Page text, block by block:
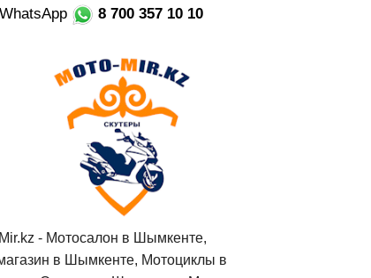
8 700 357 10 10
- Мотосалон в Шымкенте,
в Шымкенте, Мотоциклы в